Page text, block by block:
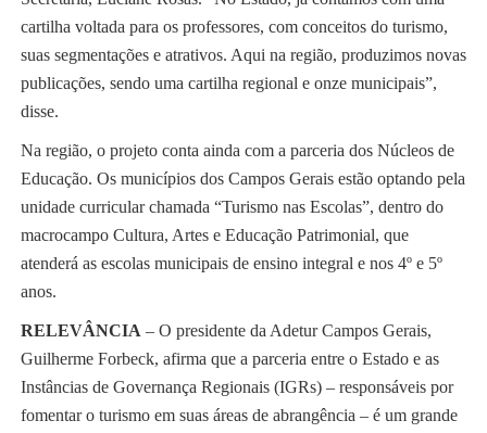
cartilha voltada para os professores, com conceitos do turismo,
suas segmentações e atrativos. Aqui na região, produzimos novas
publicações, sendo uma cartilha regional e onze municipais”,
disse.
Na região, o projeto conta ainda com a parceria dos Núcleos de
Educação. Os municípios dos Campos Gerais estão optando pela
unidade curricular chamada “Turismo nas Escolas”, dentro do
macrocampo Cultura, Artes e Educação Patrimonial, que
atenderá as escolas municipais de ensino integral e nos 4º e 5º
anos.
RELEVÂNCIA – O presidente da Adetur Campos Gerais,
Guilherme Forbeck, afirma que a parceria entre o Estado e as
Instâncias de Governança Regionais (IGRs) – responsáveis por
fomentar o turismo em suas áreas de abrangência – é um grande